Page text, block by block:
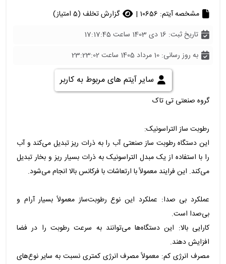
مشخصه آیتم: 10656 |
گزارش تخلف (5 امتیاز)
تاریخ ثبت: 16 دی 1403 ساعت 17:17:45
به روز رسانی: 10 مرداد 1405 ساعت 23:23:02
سایر آیتم های مربوط به کاربر
گروه صنعتی تی تاک
رطوبت ساز التراسونیک:
این دستگاه رطوبت ساز صنعتی آب را به ذرات ریز تبدیل می‌کند و آب
را با استفاده از یک مبدل التراسونیک به ذرات بسیار ریز و بخار تبدیل
می‌کند. این فرایند معمولاً با ارتعاشات با فرکانس بالا انجام می‌شود.
عملکرد بی صدا: عملکرد این نوع رطوبت‌ساز معمولاً بسیار آرام و
بی‌صدا است.
کارایی بالا: این دستگاه‌ها می‌توانند به سرعت رطوبت را در فضا
افزایش دهند.
مصرف انرژی کم: معمولاً مصرف انرژی کمتری نسبت به سایر نوع‌های